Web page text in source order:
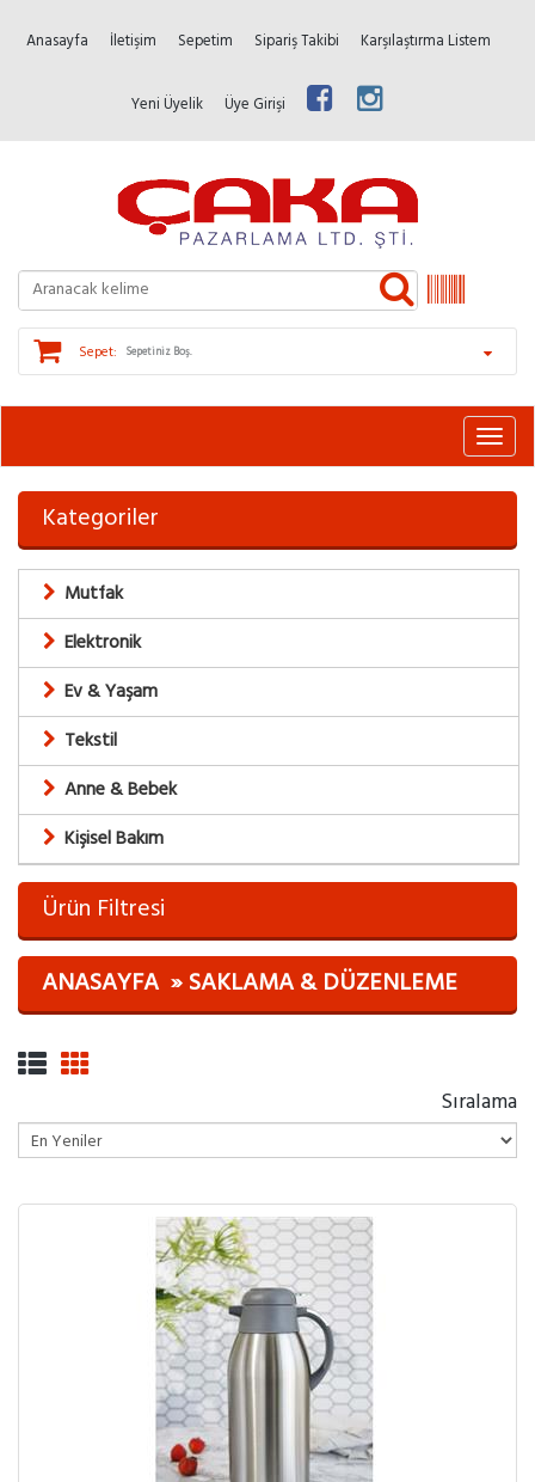
Anasayfa İletişim Sepetim Sipariş Takibi Karşılaştırma Listem
Yeni Üyelik Üye Girişi
Sepet: Sepetiniz Boş.
Kategoriler
Mutfak
Elektronik
Ev & Yaşam
Tekstil
Anne & Bebek
Kişisel Bakım
Ürün Filtresi
ANASAYFA
SAKLAMA & DÜZENLEME
Sıralama